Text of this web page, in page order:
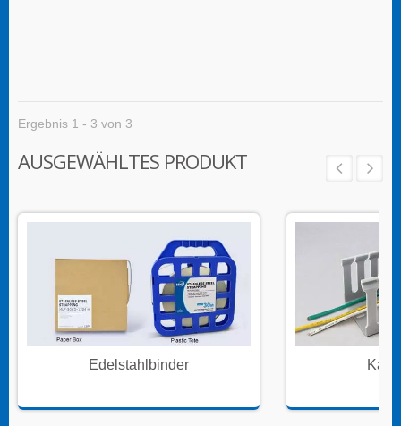
Ergebnis 1 - 3 von 3
AUSGEWÄHLTES PRODUKT
Edelstahlbinder